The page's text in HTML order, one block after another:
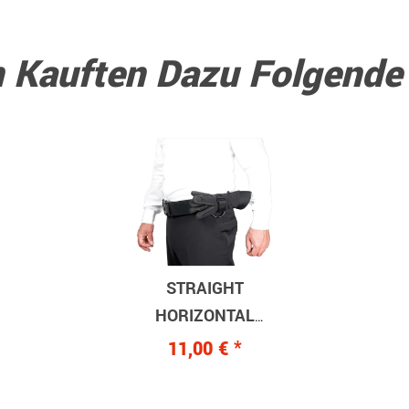
Kauften Dazu
STRAIGHT
HORIZONTAL
Handschuhhalter
11,00 € *